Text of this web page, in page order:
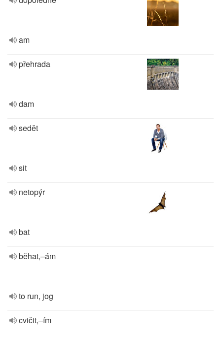
am
přehrada
dam
sedět
sit
netopýr
bat
běhat,–ám
to run, jog
cvičit,–ím